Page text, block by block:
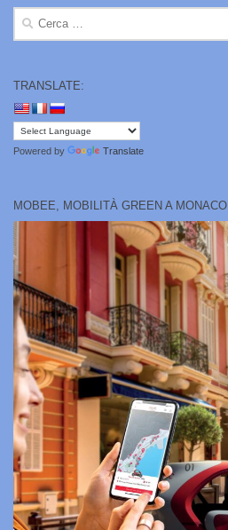
Ricerca
per:
TRANSLATE:
Powered by Translate
MOBEE, MOBILITÀ GREEN A MONACO